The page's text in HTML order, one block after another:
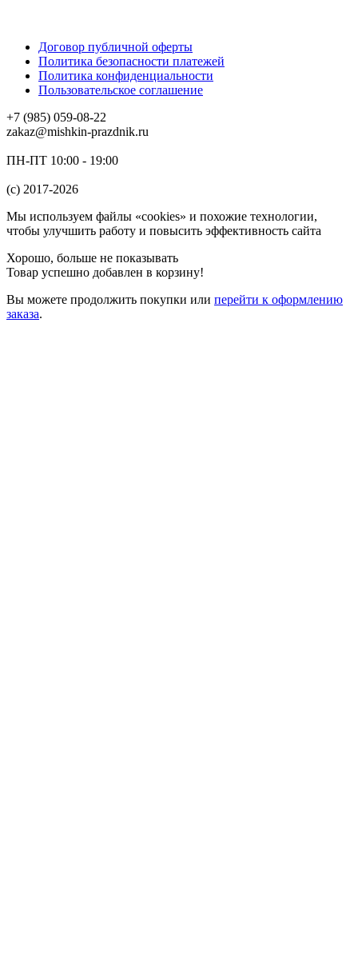
Договор публичной оферты
Политика безопасности платежей
Политика конфиденциальности
Пользовательское соглашение
+7 (985) 059-08-22
zakaz@mishkin-prazdnik.ru
ПН-ПТ 10:00 - 19:00
(c) 2017-2026
Мы используем файлы «cookies» и похожие технологии,
чтобы улучшить работу и повысить эффективность сайта
Хорошо, больше не показывать
Товар успешно добавлен в корзину!
Вы можете продолжить покупки или перейти к оформлению
заказа.